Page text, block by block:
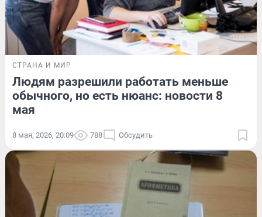
СТРАНА И МИР
Людям разрешили работать меньше
обычного, но есть нюанс: новости 8
мая
8 мая, 2026, 20:09 788 Обсудить